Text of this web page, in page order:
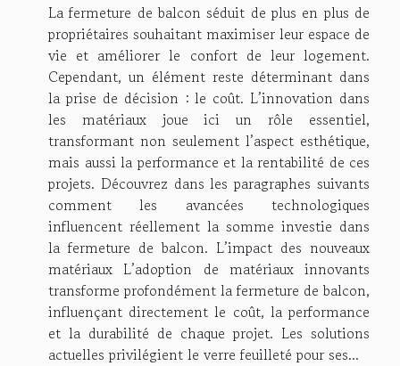
La fermeture de balcon séduit de plus en plus de
propriétaires souhaitant maximiser leur espace de
vie et améliorer le confort de leur logement.
Cependant, un élément reste déterminant dans
la prise de décision : le coût. L’innovation dans
les matériaux joue ici un rôle essentiel,
transformant non seulement l’aspect esthétique,
mais aussi la performance et la rentabilité de ces
projets. Découvrez dans les paragraphes suivants
comment les avancées technologiques
influencent réellement la somme investie dans
la fermeture de balcon. L’impact des nouveaux
matériaux L’adoption de matériaux innovants
transforme profondément la fermeture de balcon,
influençant directement le coût, la performance
et la durabilité de chaque projet. Les solutions
actuelles privilégient le verre feuilleté pour ses...